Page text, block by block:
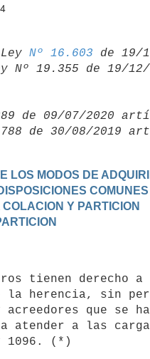
Ley Nº 16.603
Nº 19.355 de 19/
de 09/07/2020
19.788 de 30/08/2019
LOS MODOS DE
Y PARTICION
la herencia, sin
acreedores que se
atender a las